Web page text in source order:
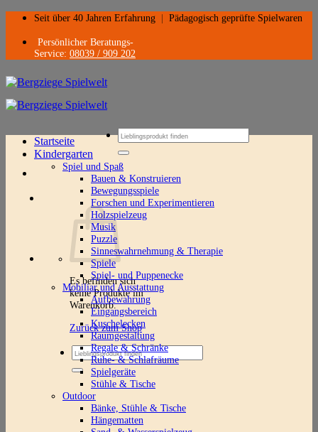
Zum
springen
Seit über 40 Jahren Erfahrung Pädagogisch geprüfte Spielwaren
Persönlicher Beratungs-
Service: 08039 / 909 202
Suchen
nach:
Es befinden sich
keine Produkte im
Warenkorb.
Zurück zum Shop
Suchen
nach:
Startseite
Kindergarten
Spiel und Spaß
Bauen & Konstruieren
Bewegungsspiele
Forschen und Experimentieren
Holzspielzeug
Musik
Puzzle
Sinneswahrnehmung & Therapie
Spiele
Spiel- und Puppenecke
Mobiliar und Ausstattung
Aufbewahrung
Eingangsbereich
Kuschelecken
Raumgestaltung
Regale & Schränke
Ruhe- & Schlafräume
Spielgeräte
Stühle & Tische
Outdoor
Bänke, Stühle & Tische
Hängematten